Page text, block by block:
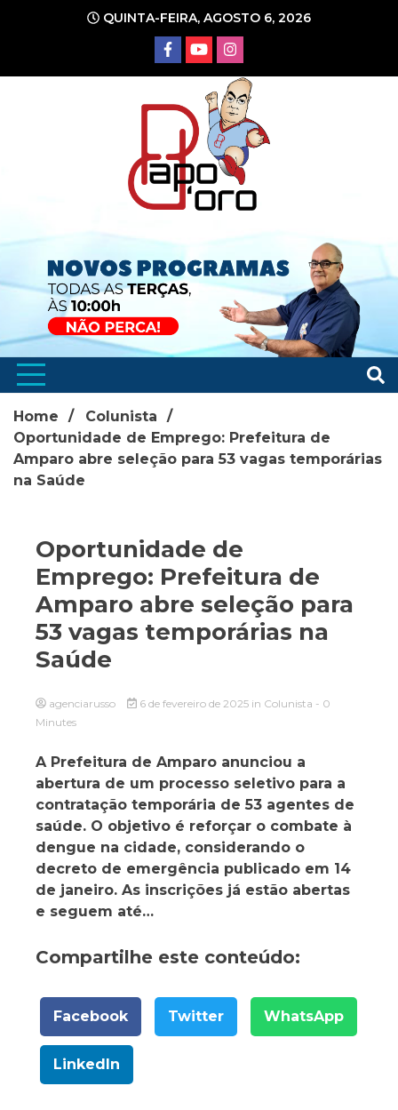
conteúdo
QUINTA-FEIRA, AGOSTO 6, 2026
Home
Colunista
Oportunidade de Emprego: Prefeitura de
Amparo abre seleção para 53 vagas temporárias
na Saúde
Oportunidade de
Emprego: Prefeitura de
Amparo abre seleção para
53 vagas temporárias na
Saúde
agenciarusso 6 de fevereiro de 2025 in Colunista - 0
Minutes
A Prefeitura de Amparo anunciou a
abertura de um processo seletivo para a
contratação temporária de 53 agentes de
saúde. O objetivo é reforçar o combate à
dengue na cidade, considerando o
decreto de emergência publicado em 14
de janeiro. As inscrições já estão abertas
e seguem até…
Compartilhe este conteúdo:
Facebook Twitter WhatsApp
LinkedIn